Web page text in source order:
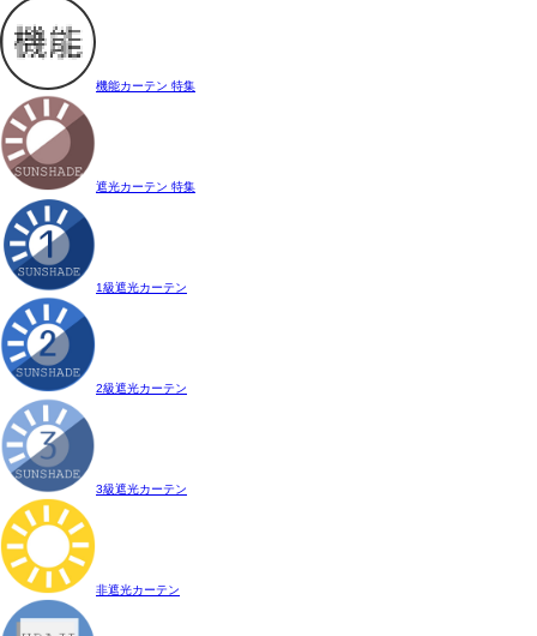
機能カーテン 特集
遮光カーテン 特集
1級遮光カーテン
2級遮光カーテン
3級遮光カーテン
非遮光カーテン